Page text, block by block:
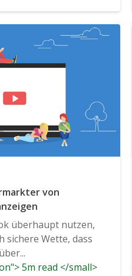
von
überhaupt nutzen,
sichere Wette, dass
5m read </small>